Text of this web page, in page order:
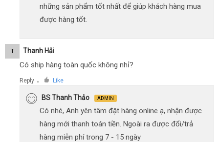
những sản phẩm tốt nhất để giúp khách hàng mua
được hàng tốt.
T Thanh Hải
Có ship hàng toàn quốc không nhỉ?
Reply ● Like
BS Thanh Thảo ADMIN
Có nhé, Anh yên tâm đặt hàng online ạ, nhận được
hàng mới thanh toán tiền. Ngoài ra được đổi/trả
hàng miễn phí trong 7 - 15 ngày